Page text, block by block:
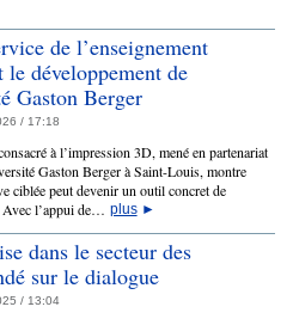
de l’enseignement
le développement de
Gaston Berger
/ 17:18
à l’impression 3D, mené en partenariat
Gaston Berger à Saint-Louis, montre
ciblée peut devenir un outil concret de
l’appui de… plus►
dans le secteur des
sur le dialogue
/ 13:04